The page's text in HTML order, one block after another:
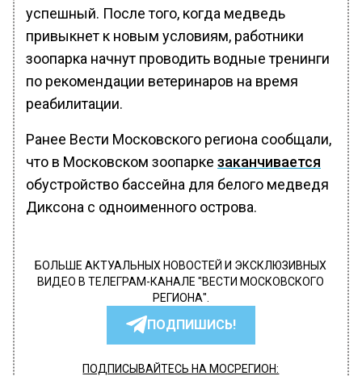
успешный. После того, когда медведь
привыкнет к новым условиям, работники
зоопарка начнут проводить водные тренинги
по рекомендации ветеринаров на время
реабилитации.
Ранее Вести Московского региона сообщали,
что в Московском зоопарке заканчивается
обустройство бассейна для белого медведя
Диксона с одноименного острова.
БОЛЬШЕ АКТУАЛЬНЫХ НОВОСТЕЙ И ЭКСКЛЮЗИВНЫХ
ВИДЕО В ТЕЛЕГРАМ-КАНАЛЕ "ВЕСТИ МОСКОВСКОГО
РЕГИОНА".
ПОДПИШИСЬ!
ПОДПИСЫВАЙТЕСЬ НА МОСРЕГИОН: